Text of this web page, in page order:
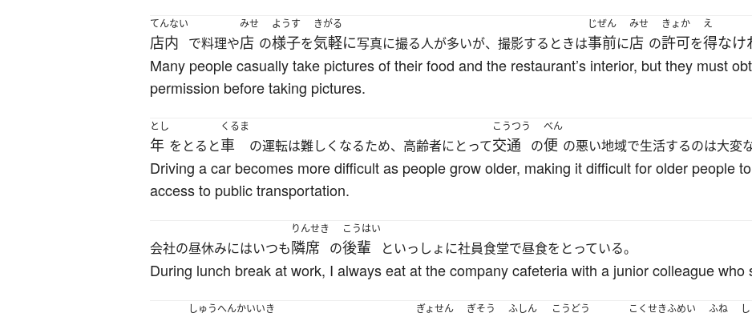
てんない
店内 で料理や
みせ
店 の
ようす
様子を
きがる
気軽に写真に撮る人が多いが、撮影するときは
じぜん
事前に
みせ
店 の
きょか
許可を
え
得なけ
Many people casually take pictures of their food and the restaurant’s interior, but they must
permission before taking pictures.
とし
年 をとると
くるま
車 の運転は難しくなるため、高齢者にとって
こうつう
交通 の
べん
便 の悪い地域で生活するのは大変
Driving a car becomes more difficult as people grow older, making it difficult for older people
access to public transportation.
会社の昼休みにはいつも
りんせき
隣席 の
こうはい
後輩 といっしょに社員食堂で昼食をとっている。
During lunch break at work, I always eat at the company cafeteria with a junior colleague who
しゅうへんかいいき ぎょせん ぎそう ふしん こうどう こくせきふめい ふね